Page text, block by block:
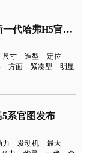
长城史上最大SUV？新一代哈弗H5官图公布
尺寸 造型
定位
方面 紧凑型
明显
系官图发布
力 发动机
最大